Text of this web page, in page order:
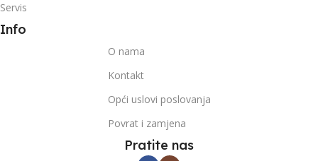
Servis
Info
O nama
Kontakt
Opći uslovi poslovanja
Povrat i zamjena
Pratite nas